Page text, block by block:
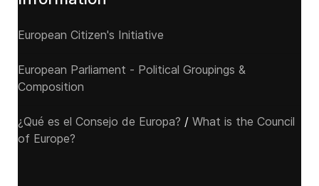
European Citizen's Initiative
European Parliament - Political Groupings &
Composition
¿Qué es el Consejo de Europa? / What is the Council
of Europe?